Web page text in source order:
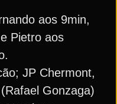
aos 9min,
Pietro aos
JP Chermont,
Gonzaga)